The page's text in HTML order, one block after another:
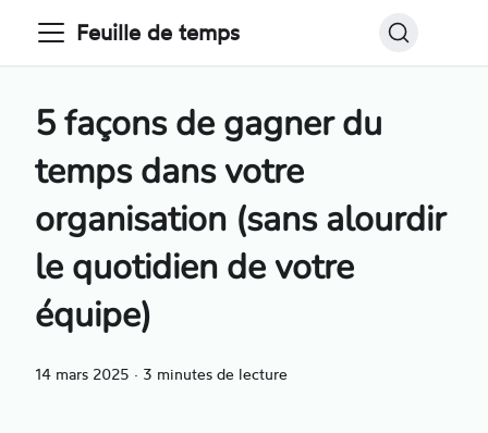
Feuille de temps
5 façons de gagner du
temps dans votre
organisation (sans alourdir
le quotidien de votre
équipe)
14 mars 2025 · 3 minutes de lecture